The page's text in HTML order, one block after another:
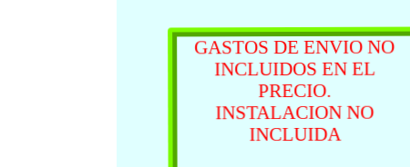
GASTOS DE ENVIO NO
INCLUIDOS EN EL
PRECIO.
INSTALACION NO
INCLUIDA